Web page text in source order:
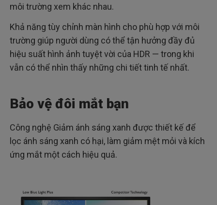
môi trường xem khác nhau.
Khả năng tùy chỉnh màn hình cho phù hợp với môi
trường giúp người dùng có thể tận hưởng đầy đủ
hiệu suất hình ảnh tuyệt vời của HDR — trong khi
vẫn có thể nhìn thấy những chi tiết tinh tế nhất.
Bảo vệ đôi mắt bạn
Công nghệ Giảm ánh sáng xanh được thiết kế để
lọc ánh sáng xanh có hại, làm giảm mệt mỏi và kích
ứng mắt một cách hiệu quả.